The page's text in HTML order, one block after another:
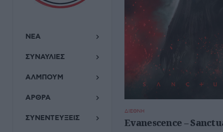
ΝΕΑ
ΣΥΝΑΥΛΙΕΣ
ΑΛΜΠΟΥΜ
ΑΡΘΡΑ
ΣΥΝΕΝΤΕΥΞΕΙΣ
ΔΙΕΘΝΗ
Evanescence –